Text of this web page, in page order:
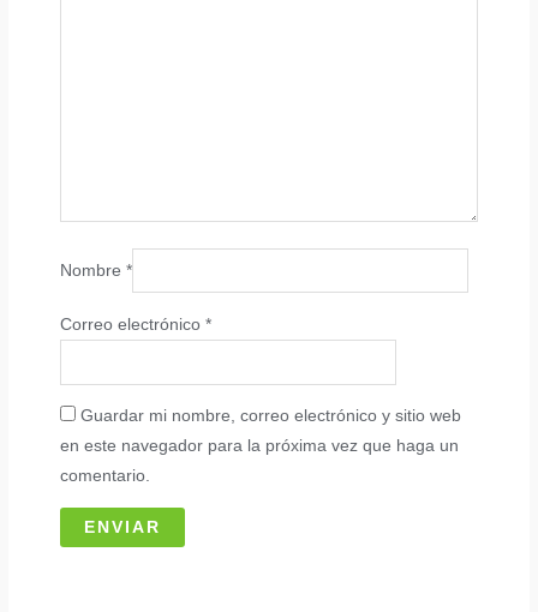
Nombre*
Correo electrónico*
Guardar mi nombre, correo electrónico y sitio web
en este navegador para la próxima vez que haga un
comentario.